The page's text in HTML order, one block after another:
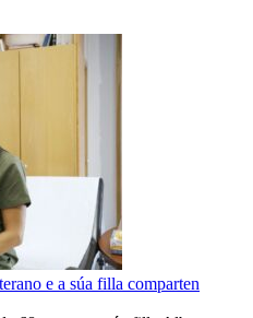
e a súa filla comparten